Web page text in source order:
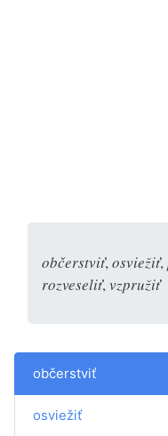
občerstviť, osviežiť,
rozveseliť, vzpružiť
občerstviť
osviežiť